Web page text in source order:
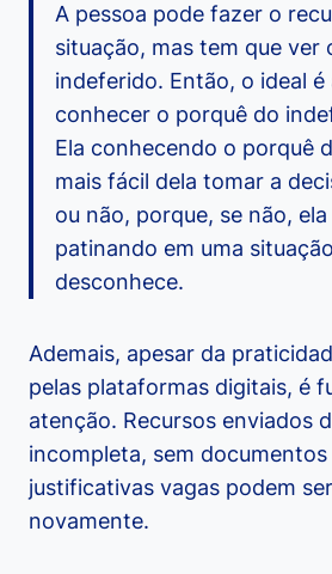
A pessoa pode fazer o
situação, mas tem que ver
indeferido. Então, o ideal é
conhecer o porquê do
Ela conhecendo o porquê
mais fácil dela tomar a
ou não, porque, se não,
patinando em uma
desconhece.
Ademais, apesar da
pelas plataformas digitais, é
atenção. Recursos enviados
incompleta, sem
justificativas vagas podem
novamente.